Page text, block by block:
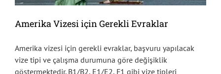
Amerika Vizesi için Gerekli Evraklar
Amerika vizesi için gerekli evraklar, başvuru yapılacak
vize tipi ve çalışma durumuna göre değişiklik
göstermektedir. B1/B2, E1/E2, F1 gibi vize tipleri